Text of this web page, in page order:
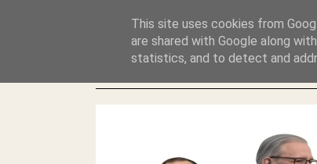
ΛΕΗΛΑΣΙΑ ΚΑΙ ΕΓΚΛΗΜΑ ?This site uses cookies from
are shared with Google along
statistics, and to detect and